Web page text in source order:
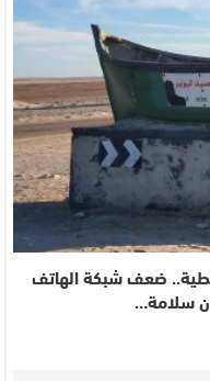
ضعف شبكة الهاتف
سلامة…